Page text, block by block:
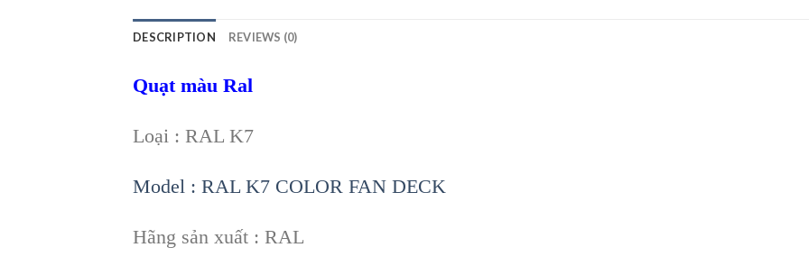
DESCRIPTION REVIEWS (0)
Quạt màu Ral
Loại : RAL K7
Model : RAL K7 COLOR FAN DECK
Hãng sản xuất : RAL